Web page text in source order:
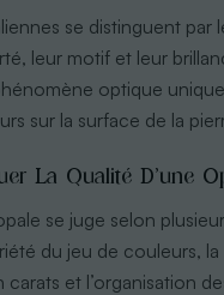
se distinguent par
leur motif et leur
optique
sur la surface de la
La Qualité D’une
se juge selon
du jeu de couleurs,
carats et l’organisation